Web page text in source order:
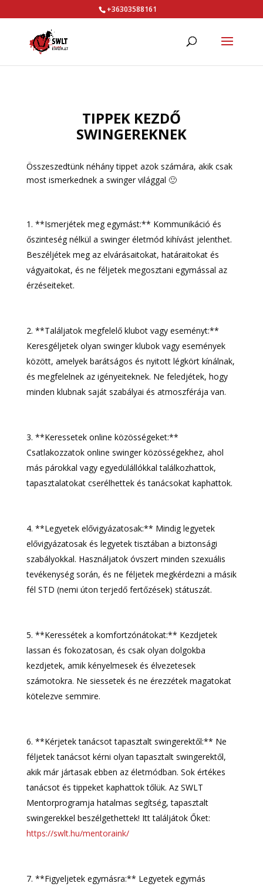
+36303588161
TIPPEK KEZDŐ
SWINGEREKNEK
Összeszedtünk néhány tippet azok számára, akik csak
most ismerkednek a swinger világgal 🙂
**Ismerjétek meg egymást:** Kommunikáció és
őszinteség nélkül a swinger életmód kihívást jelenthet.
Beszéljétek meg az elvárásaitokat, határaitokat és
vágyaitokat, és ne féljetek megosztani egymással az
érzéseiteket.
**Találjatok megfelelő klubot vagy eseményt:**
Keresgéljetek olyan swinger klubok vagy események
között, amelyek barátságos és nyitott légkört kínálnak,
és megfelelnek az igényeiteknek. Ne feledjétek, hogy
minden klubnak saját szabályai és atmoszférája van.
**Keressetek online közösségeket:**
Csatlakozzatok online swinger közösségekhez, ahol
más párokkal vagy egyedülállókkal találkozhattok,
tapasztalatokat cserélhettek és tanácsokat kaphattok.
**Legyetek elővigyázatosak:** Mindig legyetek
elővigyázatosak és legyetek tisztában a biztonsági
szabályokkal. Használjatok óvszert minden szexuális
tevékenység során, és ne féljetek megkérdezni a másik
fél STD (nemi úton terjedő fertőzések) státuszát.
**Keressétek a komfortzónátokat:** Kezdjetek
lassan és fokozatosan, és csak olyan dolgokba
kezdjetek, amik kényelmesek és élvezetesek
számotokra. Ne siessetek és ne érezzétek magatokat
kötelezve semmire.
**Kérjetek tanácsot tapasztalt swingerektől:** Ne
féljetek tanácsot kérni olyan tapasztalt swingerektől,
akik már jártasak ebben az életmódban. Sok értékes
tanácsot és tippeket kaphattok tőlük. Az SWLT
Mentorprogramja hatalmas segítség, tapasztalt
swingerekkel beszélgethettek! Itt találjátok Őket:
https://swlt.hu/mentoraink/
**Figyeljetek egymásra:** Legyetek egymás